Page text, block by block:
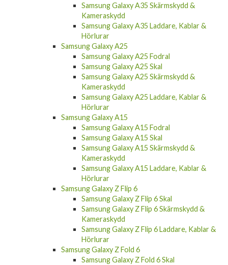
Samsung Galaxy A35 Skärmskydd &
Kameraskydd
Samsung Galaxy A35 Laddare, Kablar &
Hörlurar
Samsung Galaxy A25
Samsung Galaxy A25 Fodral
Samsung Galaxy A25 Skal
Samsung Galaxy A25 Skärmskydd &
Kameraskydd
Samsung Galaxy A25 Laddare, Kablar &
Hörlurar
Samsung Galaxy A15
Samsung Galaxy A15 Fodral
Samsung Galaxy A15 Skal
Samsung Galaxy A15 Skärmskydd &
Kameraskydd
Samsung Galaxy A15 Laddare, Kablar &
Hörlurar
Samsung Galaxy Z Flip 6
Samsung Galaxy Z Flip 6 Skal
Samsung Galaxy Z Flip 6 Skärmskydd &
Kameraskydd
Samsung Galaxy Z Flip 6 Laddare, Kablar &
Hörlurar
Samsung Galaxy Z Fold 6
Samsung Galaxy Z Fold 6 Skal